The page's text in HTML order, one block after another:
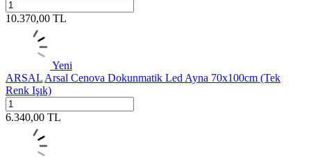
10.370,00 TL
Yeni
ARSAL Arsal Cenova Dokunmatik Led Ayna 70x100cm (Tek
Renk Işık)
6.340,00 TL